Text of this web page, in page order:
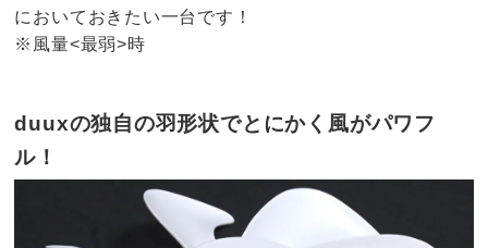
においておきたい一台です！
※風量<最弱>時
duuxの独自の羽形状でとにかく風がパワフ
ル！